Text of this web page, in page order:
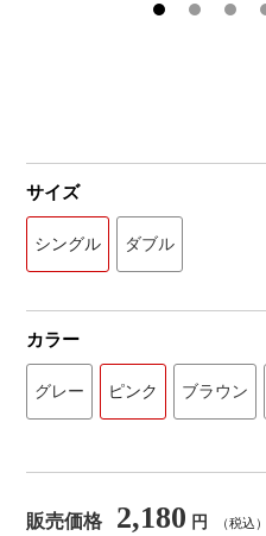
サイズ
シングル ダブル
カラー
グレー ピンク ブラウン
販売価格 2,180 円 （税込）